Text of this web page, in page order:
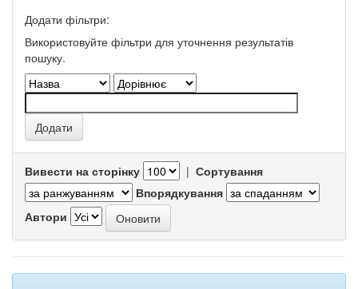
Додати фільтри:
Використовуйте фільтри для уточнення результатів
пошуку.
Вивести на сторінку | Сортування
Впорядкування
Автори